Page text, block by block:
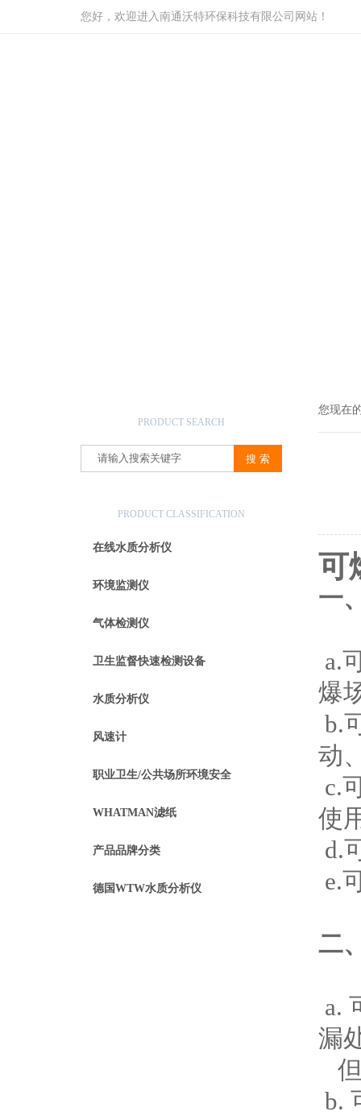
您好，欢迎进入南通沃特环保科技有限公司网站！
PRODUCT SEARCH
PRODUCT CLASSIFICATION
在线水质分析仪
环境监测仪
气体检测仪
卫生监督快速检测设备
水质分析仪
风速计
职业卫生/公共场所环境安全
WHATMAN滤纸
产品品牌分类
德国WTW水质分析仪
您现在
可
一
a.
爆
b.
动
c.
使
d.
e.
二
a.
漏
b.